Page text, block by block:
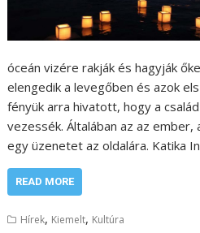
óceán vizére rakják és hagyják
elengedik a levegőben és azok
fényük arra hivatott, hogy a
vezessék. Általában az az ember,
egy üzenetet az oldalára. Katika
READ MORE
Hírek, Kiemelt, Kultúra